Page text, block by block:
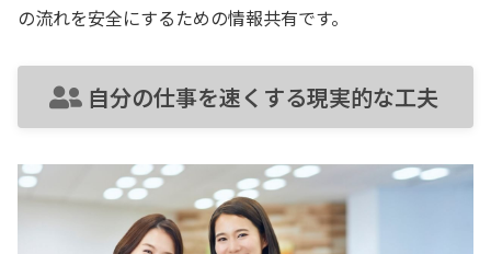
の流れを安全にするための情報共有です。
自分の仕事を速くする現実的な工夫